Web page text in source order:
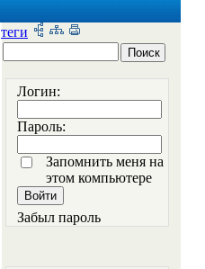
теги
Логин:
Пароль:
Запомнить меня на
этом компьютере
Забыл пароль